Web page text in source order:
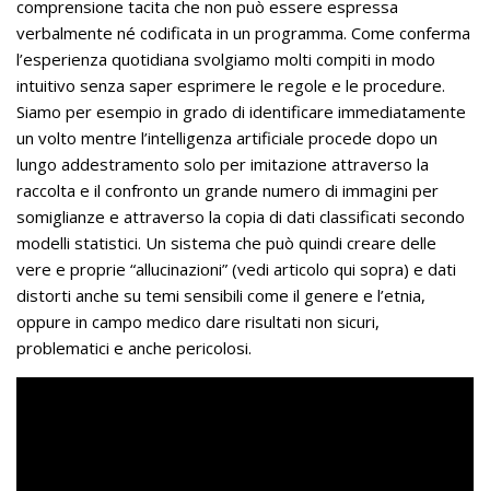
comprensione tacita che non può essere espressa
verbalmente né codificata in un programma. Come conferma
l’esperienza quotidiana svolgiamo molti compiti in modo
intuitivo senza saper esprimere le regole e le procedure.
Siamo per esempio in grado di identificare immediatamente
un volto mentre l’intelligenza artificiale procede dopo un
lungo addestramento solo per imitazione attraverso la
raccolta e il confronto un grande numero di immagini per
somiglianze e attraverso la copia di dati classificati secondo
modelli statistici. Un sistema che può quindi creare delle
vere e proprie “allucinazioni” (vedi articolo qui sopra) e dati
distorti anche su temi sensibili come il genere e l’etnia,
oppure in campo medico dare risultati non sicuri,
problematici e anche pericolosi.